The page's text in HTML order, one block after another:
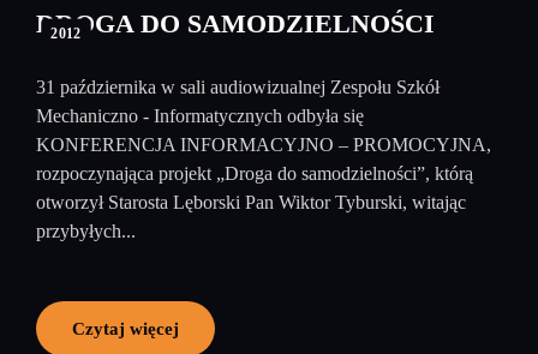
2012
DROGA DO SAMODZIELNOŚCI
31 października w sali audiowizualnej Zespołu Szkół
Mechaniczno - Informatycznych odbyła się
KONFERENCJA INFORMACYJNO – PROMOCYJNA,
rozpoczynająca projekt „Droga do samodzielności”, którą
otworzył Starosta Lęborski Pan Wiktor Tyburski, witając
przybyłych...
Czytaj więcej